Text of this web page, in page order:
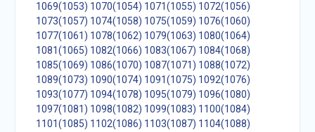
1069(1053) 1070(1054) 1071(1055) 1072(1056)
1073(1057) 1074(1058) 1075(1059) 1076(1060)
1077(1061) 1078(1062) 1079(1063) 1080(1064)
1081(1065) 1082(1066) 1083(1067) 1084(1068)
1085(1069) 1086(1070) 1087(1071) 1088(1072)
1089(1073) 1090(1074) 1091(1075) 1092(1076)
1093(1077) 1094(1078) 1095(1079) 1096(1080)
1097(1081) 1098(1082) 1099(1083) 1100(1084)
1101(1085) 1102(1086) 1103(1087) 1104(1088)